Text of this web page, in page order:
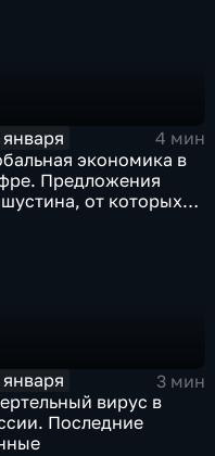
января
4 мин
экономика в
Предложения
от которых
января
3 мин
вирус в
Последние